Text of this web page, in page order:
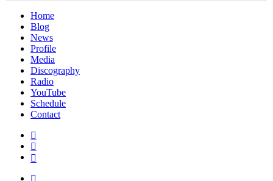
Home
Blog
News
Profile
Media
Discography
Radio
YouTube
Schedule
Contact